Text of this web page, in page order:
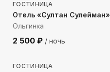
ГОСТИНИЦА
Отель «Султан Сулейман»
Ольгинка
2 500 ₽ / ночь
35 м до моря
ГОСТИНИЦА